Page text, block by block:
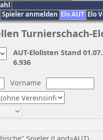
Spieler anmelden Elo AUT Elo
Turnierschach-
Vorname
Spieler (Land=AUT)
AUT-Elolisten Stand
6.936